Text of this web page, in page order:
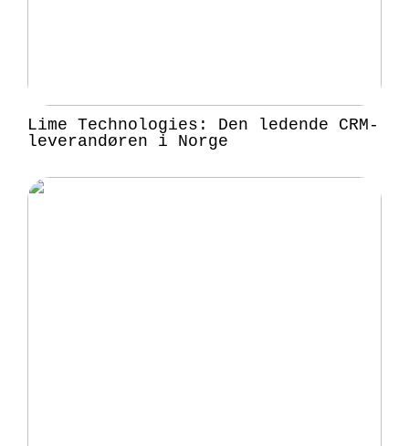
Lime Technologies: Den ledende CRM-
leverandøren i Norge